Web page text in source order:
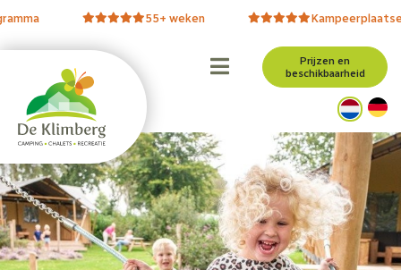
55+ weken Kampeerplaatsen
Prijzen en
beschikbaarheid